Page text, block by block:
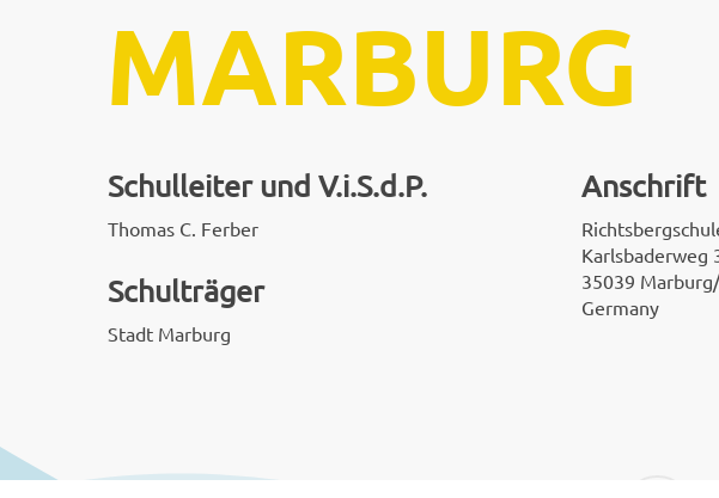
MARBURG
Schulleiter und V.i.S.d.P.
Thomas C. Ferber
Schulträger
Stadt Marburg
Anschrift
Karlsbaderweg
35039
Germany